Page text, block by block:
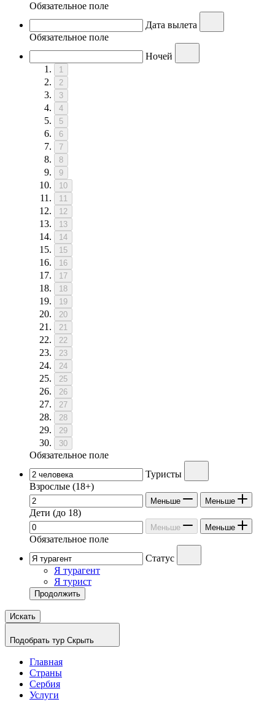
Обязательное поле
Дата вылета
Обязательное поле
Ночей
1
2
3
4
5
6
7
8
9
10
11
12
13
14
15
16
17
18
19
20
21
22
23
24
25
26
27
28
29
30
Обязательное поле
Туристы
Взрослые (18+)
Меньше Меньше
Дети (до 18)
Меньше Меньше
Обязательное поле
Статус
Я турагент
Я турист
Продолжить
Искать
Подобрать тур Скрыть
Главная
Страны
Сербия
Услуги